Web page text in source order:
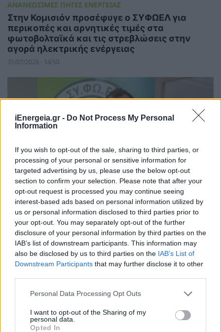
iEnergeia.gr - Do Not Process My Personal
Information
If you wish to opt-out of the sale, sharing to third parties, or
processing of your personal or sensitive information for
targeted advertising by us, please use the below opt-out
section to confirm your selection. Please note that after your
opt-out request is processed you may continue seeing
interest-based ads based on personal information utilized by
us or personal information disclosed to third parties prior to
your opt-out. You may separately opt-out of the further
disclosure of your personal information by third parties on the
IAB’s list of downstream participants. This information may
also be disclosed by us to third parties on the IAB’s List of
Downstream Participants that may further disclose it to other
Personal Data Processing Opt Outs
I want to opt-out of the Sharing of my
personal data.
Opted In
ΑΝΑΝΕΩΣΙΜΕΣ ΠΗΓΕΣ ΕΝΕΡΓΕΙΑΣ
Στην Κομισιόν προσέφυγε ο ΣΥΦΩΕΛ για
περικοπές και αρνητικές τιμές στα
φωτοβολταϊκά και τις στρεβλώσεις στην
αγορά ηλεκτρικής ενέργειας
31/07/2026 - 14:50
ΑΝΑΝΕΩΣΙΜΕΣ ΠΗΓΕΣ ΕΝΕΡΓΕΙΑΣ
Γιώργος Τσιαντούλης (ΣΥΦΩΕΛ):
Χρειαζόμαστε αποζημιώσεις και όχι
προσωρινές λύσεις-Σε κίνδυνο χιλιάδες
μικρά φωτοβολταϊκά
24/07/2026 - 14:44